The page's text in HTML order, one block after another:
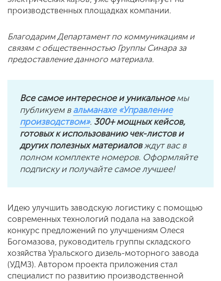
производственных площадках компании.
Благодарим Департамент по коммуникациям и
связям с общественностью Группы Синара за
предоставление данного материала.
Все самое интересное и уникальноемы
публикуем вальманахе «Управление
производством». 300+ мощных кейсов,
готовых к использованию чек-листов и
других полезных материаловждут вас в
полном комплекте номеров. Оформляйте
подписку и получайте самое лучшее!
Идею улучшить заводскую логистику с помощью
современных технологий подала на заводской
конкурс предложений по улучшениям Олеся
Богомазова, руководитель группы складского
хозяйства Уральского дизель-моторного завода
(УДМЗ). Автором проекта приложения стал
специалист по развитию производственной